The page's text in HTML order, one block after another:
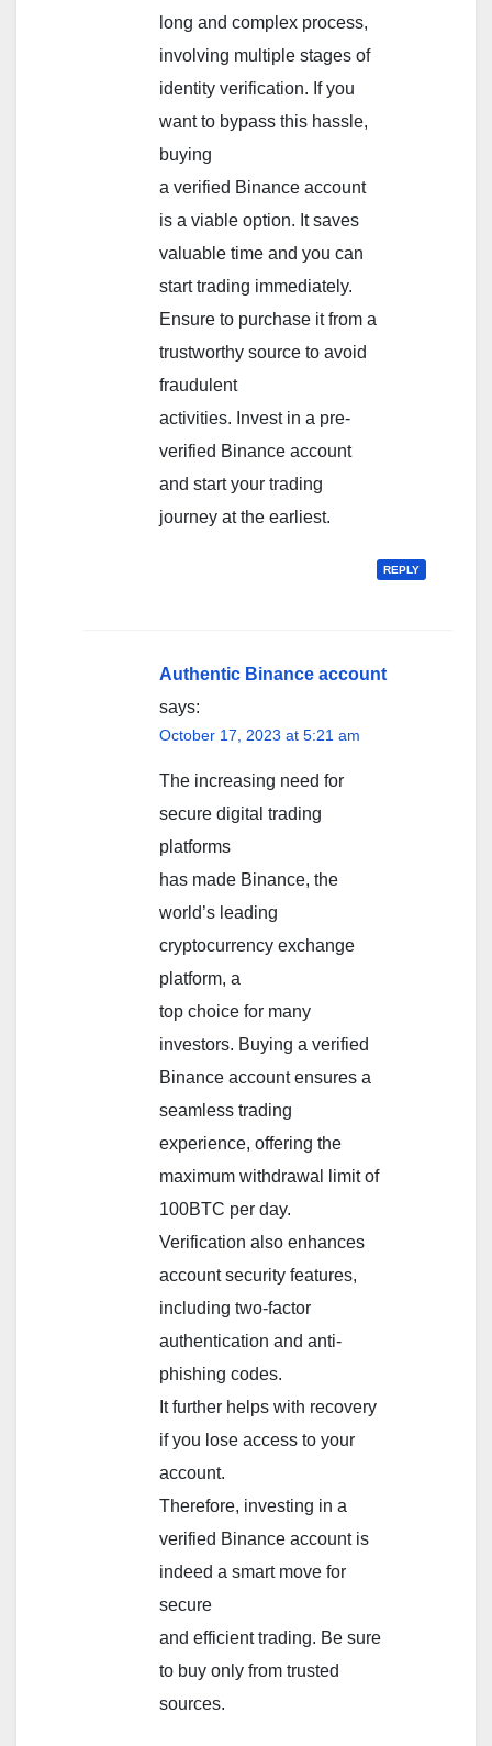
long and complex process,
involving multiple stages of
identity verification. If you
want to bypass this hassle,
buying
a verified Binance account
is a viable option. It saves
valuable time and you can
start trading immediately.
Ensure to purchase it from a
trustworthy source to avoid
fraudulent
activities. Invest in a pre-
verified Binance account
and start your trading
journey at the earliest.
REPLY
Authentic Binance account
says:
October 17, 2023 at 5:21 am
The increasing need for
secure digital trading
platforms
has made Binance, the
world’s leading
cryptocurrency exchange
platform, a
top choice for many
investors. Buying a verified
Binance account ensures a
seamless trading
experience, offering the
maximum withdrawal limit of
100BTC per day.
Verification also enhances
account security features,
including two-factor
authentication and anti-
phishing codes.
It further helps with recovery
if you lose access to your
account.
Therefore, investing in a
verified Binance account is
indeed a smart move for
secure
and efficient trading. Be sure
to buy only from trusted
sources.